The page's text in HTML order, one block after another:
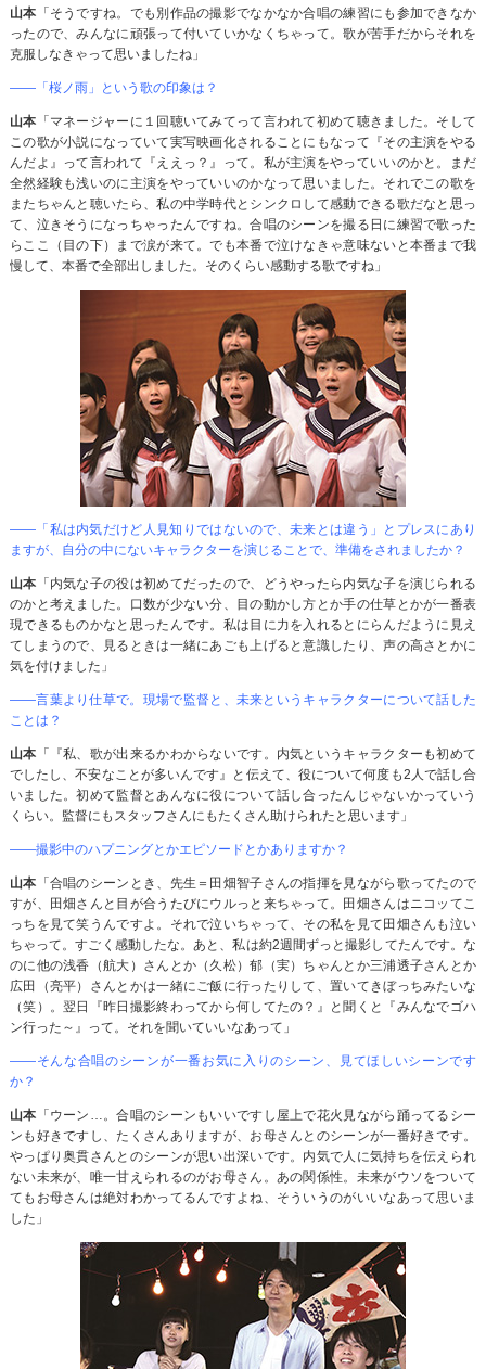
山本 「そうですね。でも別作品の撮影でなかなか合唱の練習にも参加できなか
ったので、みんなに頑張って付いていかなくちゃって。歌が苦手だからそれを
克服しなきゃって思いましたね」
――「桜ノ雨」という歌の印象は？
山本 「マネージャーに１回聴いてみてって言われて初めて聴きました。そして
この歌が小説になっていて実写映画化されることにもなって『その主演をやる
んだよ』って言われて『ええっ？』って。私が主演をやっていいのかと。まだ
全然経験も浅いのに主演をやっていいのかなって思いました。それでこの歌を
またちゃんと聴いたら、私の中学時代とシンクロして感動できる歌だなと思っ
て、泣きそうになっちゃったんですね。合唱のシーンを撮る日に練習で歌った
らここ（目の下）まで涙が来て。でも本番で泣けなきゃ意味ないと本番まで我
慢して、本番で全部出しました。そのくらい感動する歌ですね」
――「私は内気だけど人見知りではないので、未来とは違う」とプレスにあり
ますが、自分の中にないキャラクターを演じることで、準備をされましたか？
山本 「内気な子の役は初めてだったので、どうやったら内気な子を演じられる
のかと考えました。口数が少ない分、目の動かし方とか手の仕草とかが一番表
現できるものかなと思ったんです。私は目に力を入れるとにらんだように見え
てしまうので、見るときは一緒にあごも上げると意識したり、声の高さとかに
気を付けました」
――言葉より仕草で。現場で監督と、未来というキャラクターについて話した
ことは？
山本 「『私、歌が出来るかわからないです。内気というキャラクターも初めて
でしたし、不安なことが多いんです』と伝えて、役について何度も2人で話し合
いました。初めて監督とあんなに役について話し合ったんじゃないかっていう
くらい。監督にもスタッフさんにもたくさん助けられたと思います」
――撮影中のハプニングとかエピソードとかありますか？
山本 「合唱のシーンとき、先生＝田畑智子さんの指揮を見ながら歌ってたので
すが、田畑さんと目が合うたびにウルっと来ちゃって。田畑さんはニコッてこ
っちを見て笑うんですよ。それで泣いちゃって、その私を見て田畑さんも泣い
ちゃって。すごく感動したな。あと、私は約2週間ずっと撮影してたんです。な
のに他の浅香（航大）さんとか（久松）郁（実）ちゃんとか三浦透子さんとか
広田（亮平）さんとかは一緒にご飯に行ったりして、置いてきぼっちみたいな
（笑）。翌日『昨日撮影終わってから何してたの？』と聞くと『みんなでゴハ
ン行った～』って。それを聞いていいなあって」
――そんな合唱のシーンが一番お気に入りのシーン、見てほしいシーンです
か？
山本 「ウーン…。合唱のシーンもいいですし屋上で花火見ながら踊ってるシー
ンも好きですし、たくさんありますが、お母さんとのシーンが一番好きです。
やっぱり奥貫さんとのシーンが思い出深いです。内気で人に気持ちを伝えられ
ない未来が、唯一甘えられるのがお母さん。あの関係性。未来がウソをついて
てもお母さんは絶対わかってるんですよね、そういうのがいいなあって思いま
した」